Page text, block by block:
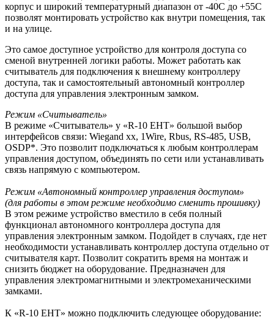
корпус и широкий температурный диапазон от -40С до +55C
позволят монтировать устройство как внутри помещения, так
и на улице.
Это самое доступное устройство для контроля доступа со
сменой внутренней логики работы. Может работать как
считыватель для подключения к внешнему контроллеру
доступа, так и самостоятельный автономный контроллер
доступа для управления электронным замком.
Режим «Считыватель»
В режиме «Считыватель» у «R-10 EHT» большой выбор
интерфейсов связи: Wiegand xx, 1Wire, Rbus, RS-485, USB,
OSDP*. Это позволит подключаться к любым контроллерам
управления доступом, объединять по сети или устанавливать
связь напрямую с компьютером.
Режим «Автономный контроллер управления доступом»
(для работы в этом режиме необходимо сменить прошивку)
В этом режиме устройство вместило в себя полный
функционал автономного контроллера доступа для
управления электронным замком. Подойдет в случаях, где нет
необходимости устанавливать контроллер доступа отдельно от
считывателя карт. Позволит сократить время на монтаж и
снизить бюджет на оборудование. Предназначен для
управления электромагнитными и электромеханическими
замками.
К «R-10 EHT» можно подключить следующее оборудование: